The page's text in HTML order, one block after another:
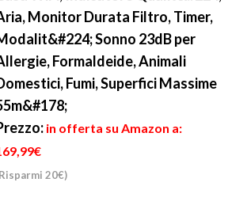
Monitor Durata Filtro, Timer,
Sonno 23dB per
Formaldeide, Animali
Fumi, Superfici Massime
in offerta su Amazon a:
20€)